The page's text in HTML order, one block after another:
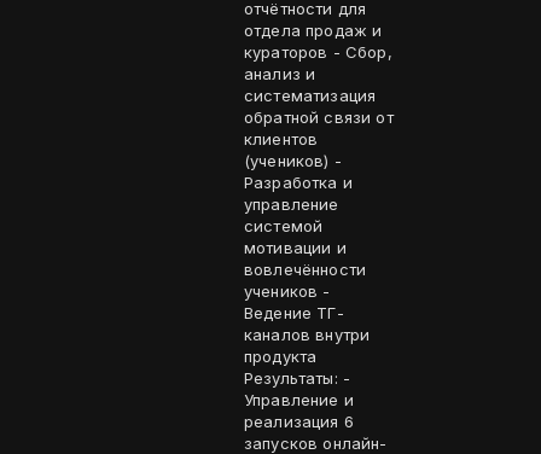
отчётности для
отдела продаж и
кураторов - Сбор,
анализ и
систематизация
обратной связи от
клиентов
(учеников) -
Разработка и
управление
системой
мотивации и
вовлечённости
учеников -
Ведение ТГ-
каналов внутри
продукта
Результаты: -
Управление и
реализация 6
запусков онлайн-